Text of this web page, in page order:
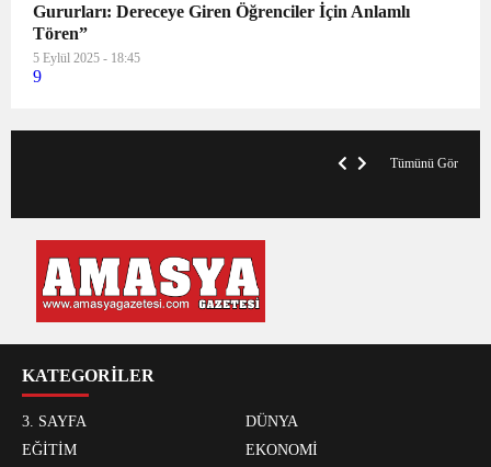
Gururları: Dereceye Giren Öğrenciler İçin Anlamlı
Tören”
5 Eylül 2025 - 18:45
9
Tümünü Gör
KATEGORİLER
3. SAYFA
DÜNYA
EĞİTİM
EKONOMİ